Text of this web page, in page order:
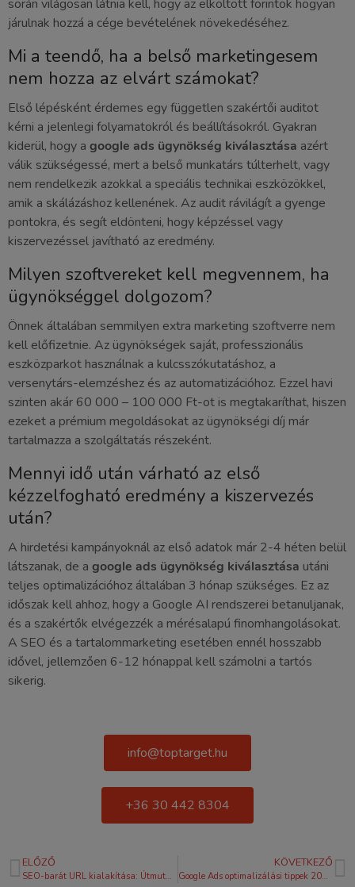
során világosan látnia kell, hogy az elköltött forintok hogyan
járulnak hozzá a cége bevételének növekedéséhez.
Mi a teendő, ha a belső marketingesem
nem hozza az elvárt számokat?
Első lépésként érdemes egy független szakértői auditot
kérni a jelenlegi folyamatokról és beállításokról. Gyakran
kiderül, hogy a google ads ügynökség kiválasztása azért
válik szükségessé, mert a belső munkatárs túlterhelt, vagy
nem rendelkezik azokkal a speciális technikai eszközökkel,
amik a skálázáshoz kellenének. Az audit rávilágít a gyenge
pontokra, és segít eldönteni, hogy képzéssel vagy
kiszervezéssel javítható az eredmény.
Milyen szoftvereket kell megvennem, ha
ügynökséggel dolgozom?
Önnek általában semmilyen extra marketing szoftverre nem
kell előfizetnie. Az ügynökségek saját, professzionális
eszközparkot használnak a kulcsszókutatáshoz, a
versenytárs-elemzéshez és az automatizációhoz. Ezzel havi
szinten akár 60 000 – 100 000 Ft-ot is megtakaríthat, hiszen
ezeket a prémium megoldásokat az ügynökségi díj már
tartalmazza a szolgáltatás részeként.
Mennyi idő után várható az első
kézzelfogható eredmény a kiszervezés
után?
A hirdetési kampányoknál az első adatok már 2-4 héten belül
látszanak, de a google ads ügynökség kiválasztása utáni
teljes optimalizációhoz általában 3 hónap szükséges. Ez az
időszak kell ahhoz, hogy a Google AI rendszerei betanuljanak,
és a szakértők elvégezzék a mérésalapú finomhangolásokat.
A SEO és a tartalommarketing esetében ennél hosszabb
idővel, jellemzően 6-12 hónappal kell számolni a tartós
sikerig.
info@toptarget.hu
+36 30 442 8304
ELŐZŐ
SEO-barát URL kialakítása: Útmutató a jobb helyezésekhez 2026-ban
KÖVETKEZŐ
Google Ads optimalizálási tippek 2026: Így növeld a megtérülést (ROAS)